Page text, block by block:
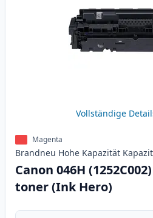
Vollständige
Magenta
Brandneu Hohe Kapazität
Canon 046H
toner (Ink Hero)